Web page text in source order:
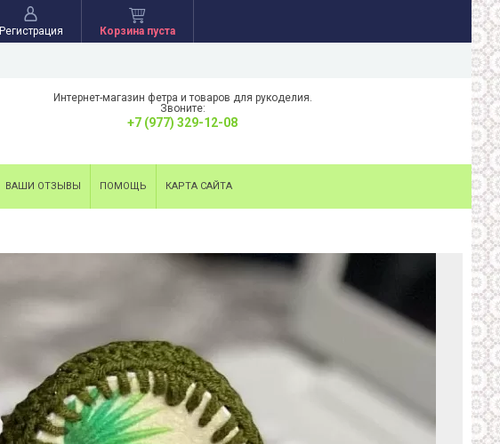
Регистрация Корзина пуста
Интернет-магазин фетра и товаров для рукоделия.
Звоните:
+7 (977) 329-12-08
ВАШИ ОТЗЫВЫ ПОМОЩЬ КАРТА САЙТА